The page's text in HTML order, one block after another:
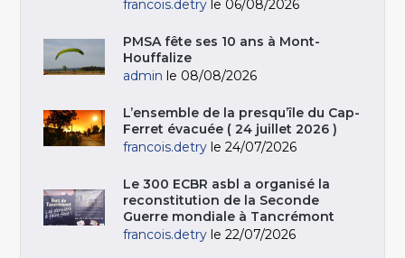
francois.detry le 06/08/2026
PMSA fête ses 10 ans à Mont-
Houffalize
admin le 08/08/2026
L’ensemble de la presqu’île du Cap-
Ferret évacuée ( 24 juillet 2026 )
francois.detry le 24/07/2026
Le 300 ECBR asbl a organisé la
reconstitution de la Seconde
Guerre mondiale à Tancrémont
francois.detry le 22/07/2026